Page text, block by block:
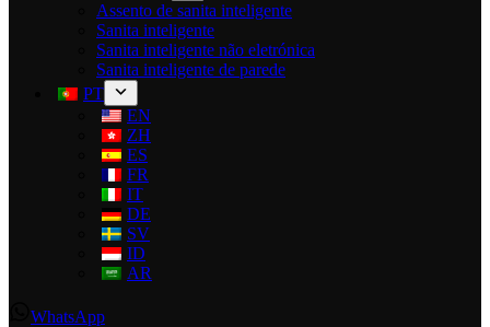
Assento de sanita inteligente
Sanita inteligente
Sanita inteligente não eletrónica
Sanita inteligente de parede
PT
EN
ZH
ES
FR
IT
DE
SV
ID
AR
WhatsApp